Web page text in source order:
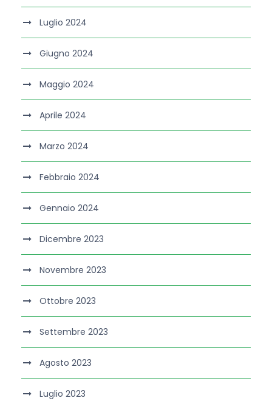
Luglio 2024
Giugno 2024
Maggio 2024
Aprile 2024
Marzo 2024
Febbraio 2024
Gennaio 2024
Dicembre 2023
Novembre 2023
Ottobre 2023
Settembre 2023
Agosto 2023
Luglio 2023